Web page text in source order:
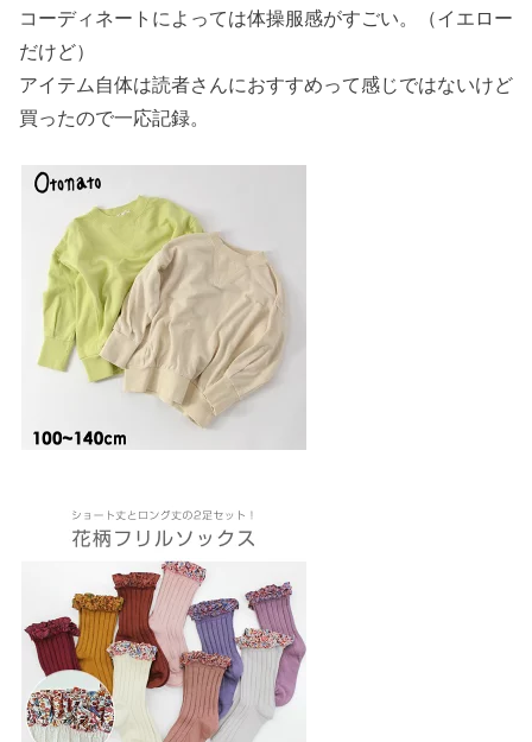
コーディネートによっては体操服感がすごい。（イエロー
だけど）
アイテム自体は読者さんにおすすめって感じではないけど
買ったので一応記録。